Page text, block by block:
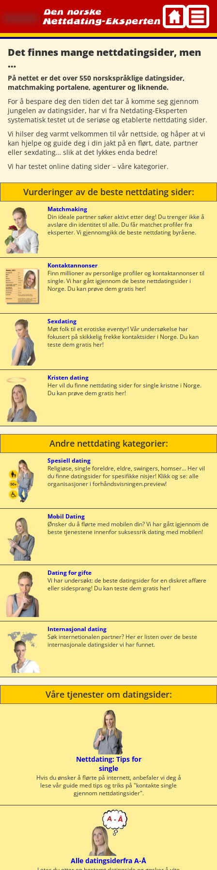
content
Det finnes mange nettdatingsider, men
…
På nettet er det over 550 norskspråklige datingsider,
matchmaking portalene, agenturer og liknende.
For å bespare deg den tiden det tar å komme seg gjennom
jungelen av datingsider, har vi fra Netdating-Eksperten
systematisk testet ut de seriøse og etablerte nettdating sider.
Vi hilser deg varmt velkommen til vår nettside, og håper at vi
kan hjelpe og guide deg i din jakt på en flørt, date, partner
eller sexdating… slik at det lykkes enda bedre!
Vi har testet online dating sider – våre kategorier.
Vurderinger av de beste nettdating sider:
Matchmaking
Din ideale partner søker aktivt etter deg! Du trenger ikke å
avsløre din identitet til alle. Du får matchet profiler fra
eksperter. Vi gjennomgikk de beste nettdating byråene.
Kontaktannonser
Finn millioner av personlige profiler og kontaktannonser til
single. Vi har gått igjennom de beste nettdatingsider i
Norge. Du kan prøve dem gratis her!
Sexdating
Møt folk til et erotiske eventyr! Vår undersøkelse har
fokusert på skikkelig frekke kontaktsider i Norge. Du kan
teste dem gratis her!
Kristen dating
Her vil du finne nettdating sider for single kristne i Norge.
Du kan prøve dem gratis her!
Andre nettdating kategorier:
Spesiell dating
Religiøse, single foreldre, eldre, swingers, homser… Her vil
du finne datingsider for spesifikke nisjer! Klikk og se: alle
organisasjoner i forhåndsvisningen.preview!
Mobil Dating
Ønsker du å flørte med mobilen din? Vi har gått igjennom de
beste tjenestene innenfor suksessrik dating med mobilen!
Dating for gifte
Vi har undersøkt: de beste datingsider for en diskret affære
eller sidesprang! Du kan teste dem gratis her!
Internasjonal dating
Søk internetionalen partner? Her er listen over de beste
internasjonale datingsider vi har funnet.
Våre tjenester om datingsider:
Nettdating: Tips for
single
Hvis du ønsker å flørte på internett, anbefaler vi deg å
lese vår guide med tips og triks på "kontakte single
gjennom nettdatingsider".
Alle datingsiderfra A-Å